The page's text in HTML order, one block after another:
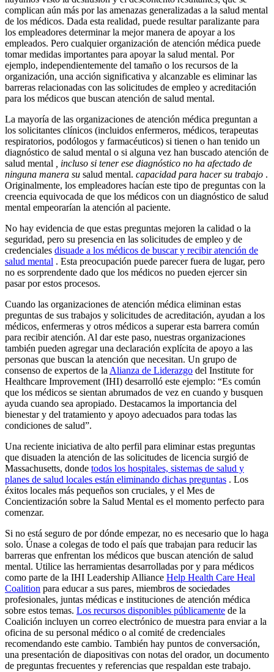
complican aún más por las amenazas generalizadas a la salud mental
de los médicos. Dada esta realidad, puede resultar paralizante para
los empleadores determinar la mejor manera de apoyar a los
empleados. Pero cualquier organización de atención médica puede
tomar medidas importantes para apoyar la salud mental. Por
ejemplo, independientemente del tamaño o los recursos de la
organización, una acción significativa y alcanzable es eliminar las
barreras relacionadas con las solicitudes de empleo y acreditación
para los médicos que buscan atención de salud mental.
La mayoría de las organizaciones de atención médica preguntan a
los solicitantes clínicos (incluidos enfermeros, médicos, terapeutas
respiratorios, podólogos y farmacéuticos) si tienen o han tenido un
diagnóstico de salud mental o si alguna vez han buscado atención de
salud mental
, incluso si tener ese diagnóstico no ha afectado de
ninguna manera su salud mental. capacidad para hacer su trabajo .
Originalmente, los empleadores hacían este tipo de preguntas con la
creencia equivocada de que los médicos con un diagnóstico de salud
mental empeorarían la atención al paciente.
No hay evidencia de que estas preguntas mejoren la calidad o la
seguridad, pero su presencia en las solicitudes de empleo y de
credenciales disuade a los médicos de buscar y recibir atención de
salud mental . Esta preocupación puede parecer fuera de lugar, pero
no es sorprendente dado que los médicos no pueden ejercer sin
pasar por estos procesos.
Cuando las organizaciones de atención médica eliminan estas
preguntas de sus trabajos y solicitudes de acreditación, ayudan a los
médicos, enfermeras y otros médicos a superar esta barrera común
para recibir atención. Al dar este paso, nuestras organizaciones
también pueden agregar una declaración explícita de apoyo a las
personas que buscan la atención que necesitan. Un grupo de
consenso de expertos de la Alianza de Liderazgo del Institute for
Healthcare Improvement (IHI) desarrolló este ejemplo: “Es común
que los médicos se sientan abrumados de vez en cuando y busquen
ayuda cuando sea apropiado. Destacamos la importancia del
bienestar y del tratamiento y apoyo adecuados para todas las
condiciones de salud”.
Una reciente iniciativa de alto perfil para eliminar estas preguntas
que disuaden la atención de las solicitudes de licencia surgió de
Massachusetts, donde todos los hospitales, sistemas de salud y
planes de salud locales están eliminando dichas preguntas . Los
éxitos locales más pequeños son cruciales, y el Mes de
Concientización sobre la Salud Mental es el momento perfecto para
comenzar.
Si no está seguro de por dónde empezar, no es necesario que lo haga
solo. Únase a colegas de todo el país que trabajan para reducir las
barreras que enfrentan los médicos que buscan atención de salud
mental. Utilice las herramientas desarrolladas por y para médicos
como parte de la IHI Leadership Alliance Help Health Care Heal
Coalition para educar a sus pares, miembros de sociedades
profesionales, juntas médicas e instituciones de atención médica
sobre estos temas. Los recursos disponibles públicamente de la
Coalición incluyen un correo electrónico de muestra para enviar a la
oficina de su personal médico o al comité de credenciales
recomendando este cambio. También hay puntos de conversación,
una presentación de diapositivas con notas del orador, un documento
de preguntas frecuentes y referencias que respaldan este trabajo.